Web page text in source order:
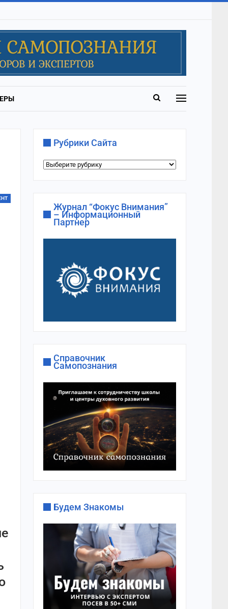
Рубрики Сайта
Рубрики
Журнал “Фокус Внимания”
– Информационный
Партнер
Справочник
Самопознания
Будем Знакомы